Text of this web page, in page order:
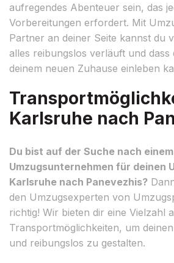
aufregendes Abenteuer sein, das
Vorbereitungen erfordert. Mit
Partner an deiner Seite kannst du
alles reibungslos verläuft und dass
deinem neuen Zuhause einleben
Karlsruhe nach
Du bist auf der Suche nach
Umzugsunternehmen für deinen
Karlsruhe nach Panevezhis?
den Umzugsexperten von
richtig! Wir bieten dir eine Vielzahl
Transportmöglichkeiten, um
und reibungslos zu gestalten.